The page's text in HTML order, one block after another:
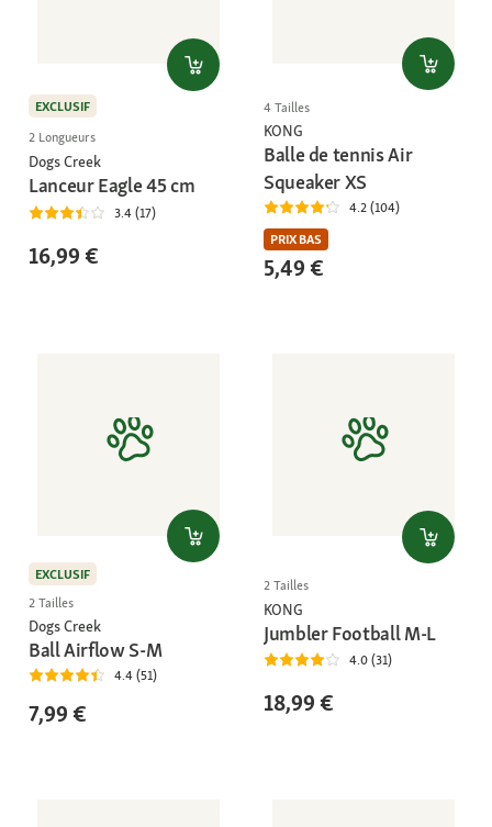
EXCLUSIF
2 Longueurs
Dogs Creek
Lanceur Eagle 45 cm
3.4 (17)
16,99 €
4 Tailles
KONG
Balle de tennis Air
Squeaker XS
4.2 (104)
PRIX BAS
5,49 €
EXCLUSIF
2 Tailles
Dogs Creek
Ball Airflow S-M
4.4 (51)
7,99 €
2 Tailles
KONG
Jumbler Football M-L
4.0 (31)
18,99 €